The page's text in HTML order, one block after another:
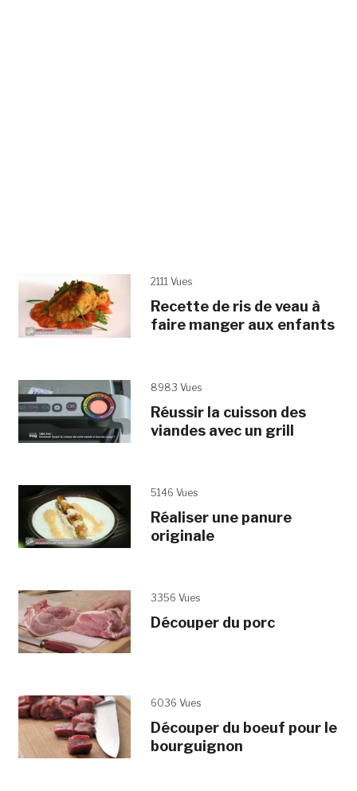
2111 Vues
Recette de ris de veau à
faire manger aux enfants
8983 Vues
Réussir la cuisson des
viandes avec un grill
5146 Vues
Réaliser une panure
originale
3356 Vues
Découper du porc
6036 Vues
Découper du boeuf pour le
bourguignon